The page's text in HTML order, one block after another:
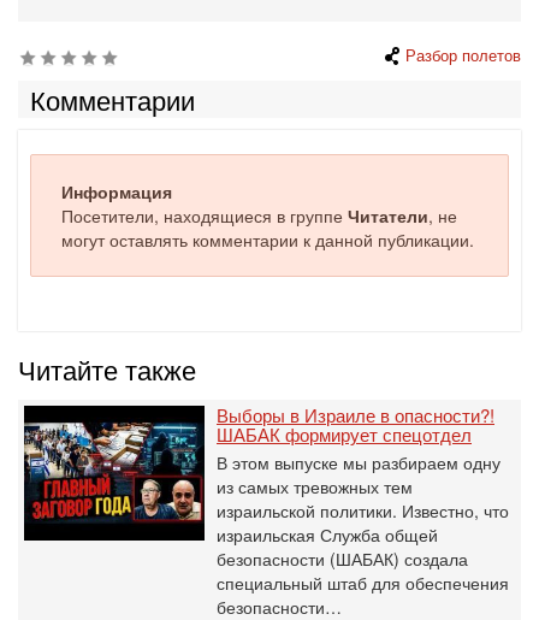
Разбор полетов
Комментарии
Информация
Посетители, находящиеся в группе Читатели, не
могут оставлять комментарии к данной публикации.
Читайте также
Выборы в Израиле в опасности?!
ШАБАК формирует спецотдел
В этом выпуске мы разбираем одну
из самых тревожных тем
израильской политики. Известно, что
израильская Служба общей
безопасности (ШАБАК) создала
специальный штаб для обеспечения
безопасности…